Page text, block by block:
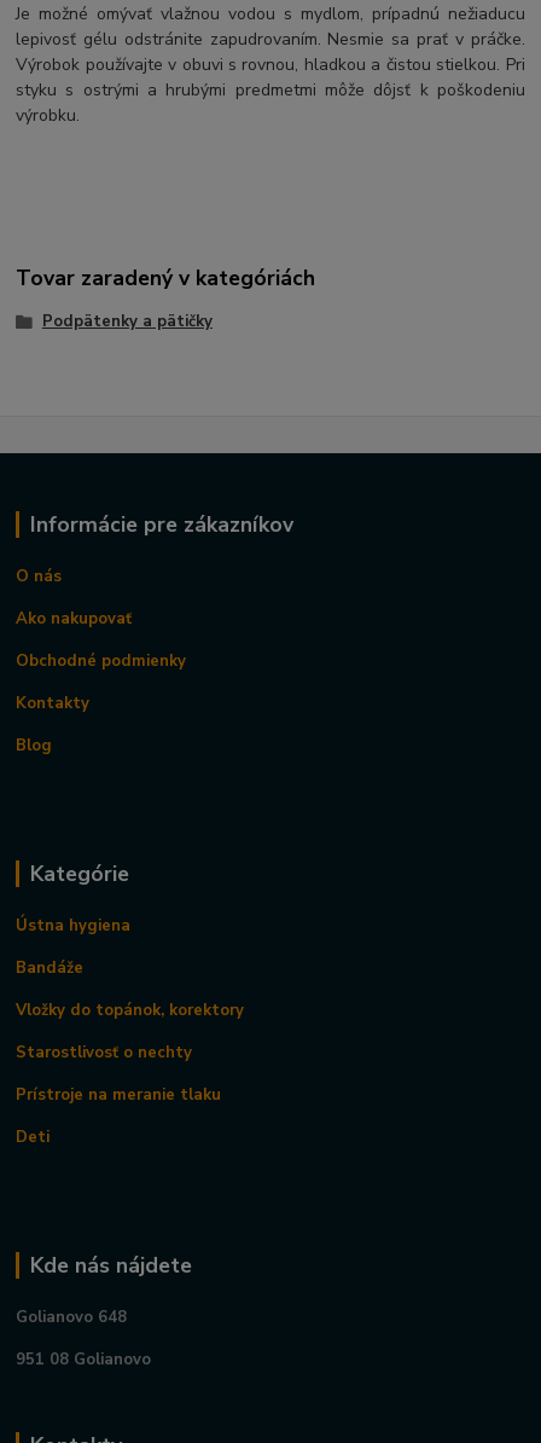
Je možné omývať vlažnou vodou s mydlom, prípadnú nežiaducu
lepivosť gélu odstránite zapudrovaním. Nesmie sa prať v práčke.
Výrobok používajte v obuvi s rovnou, hladkou a čistou stielkou. Pri
styku s ostrými a hrubými predmetmi môže dôjsť k poškodeniu
výrobku.
Tovar zaradený v kategóriách
Podpätenky a pätičky
Informácie pre zákazníkov
O nás
Ako nakupovať
Obchodné podmienky
Kontakty
Blog
Kategórie
Ústna hygiena
Bandáže
Vložky do topánok, korektory
Starostlivosť o nechty
Prístroje na meranie tlaku
Deti
Kde nás nájdete
Golianovo 648
951 08 Golianovo